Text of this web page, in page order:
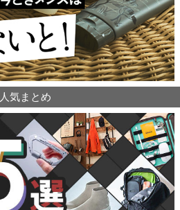
人気まとめ